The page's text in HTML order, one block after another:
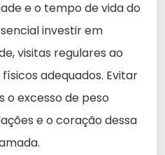
e o tempo de vida do
investir em
visitas regulares ao
adequados. Evitar
o excesso de peso
e o coração dessa